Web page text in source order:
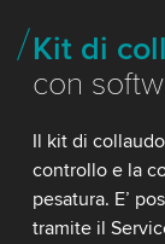
Kit di
con
Il kit di
controllo e la
pesatura. E’
tramite il